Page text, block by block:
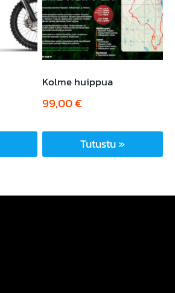
Kolme huippua
99,00€
Tutustu »